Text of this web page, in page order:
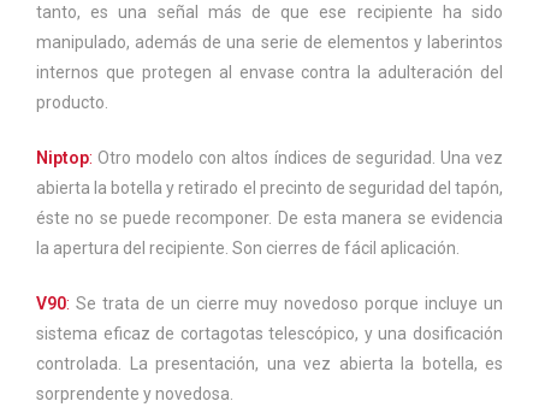
tanto, es una señal más de que ese recipiente ha sido
manipulado, además de una serie de elementos y laberintos
internos que protegen al envase contra la adulteración del
producto.
Niptop: Otro modelo con altos índices de seguridad. Una vez
abierta la botella y retirado el precinto de seguridad del tapón,
éste no se puede recomponer. De esta manera se evidencia
la apertura del recipiente. Son cierres de fácil aplicación.
V90: Se trata de un cierre muy novedoso porque incluye un
sistema eficaz de cortagotas telescópico, y una dosificación
controlada. La presentación, una vez abierta la botella, es
sorprendente y novedosa.